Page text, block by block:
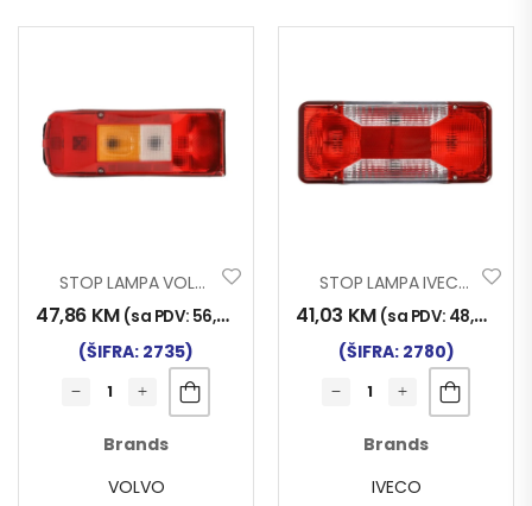
STOP LAMPA VOLVO 2006
47,86 KM (sa PDV: 56,00
(ŠIFRA: 2735)
Brands
VOLVO
STOP LAMPA IVECO DAILY
41,03 KM (sa PDV: 48,00
(ŠIFRA: 2780)
Brands
IVECO